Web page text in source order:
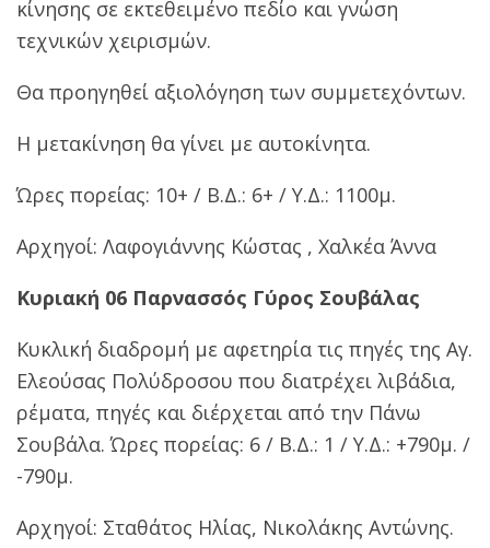
κίνησης σε εκτεθειμένο πεδίο και γνώση
τεχνικών χειρισμών.
Θα προηγηθεί αξιολόγηση των συμμετεχόντων.
Η μετακίνηση θα γίνει με αυτοκίνητα.
Ώρες πορείας: 10+ / Β.Δ.: 6+ / Υ.Δ.: 1100μ.
Αρχηγοί: Λαφογιάννης Κώστας , Χαλκέα Άννα
Κυριακή 06 Παρνασσός Γύρος Σουβάλας
Κυκλική διαδρομή με αφετηρία τις πηγές της Αγ.
Ελεούσας Πολύδροσου που διατρέχει λιβάδια,
ρέματα, πηγές και διέρχεται από την Πάνω
Σουβάλα. Ώρες πορείας: 6 / Β.Δ.: 1 / Υ.Δ.: +790μ. /
-790μ.
Αρχηγοί: Σταθάτος Ηλίας, Νικολάκης Αντώνης.